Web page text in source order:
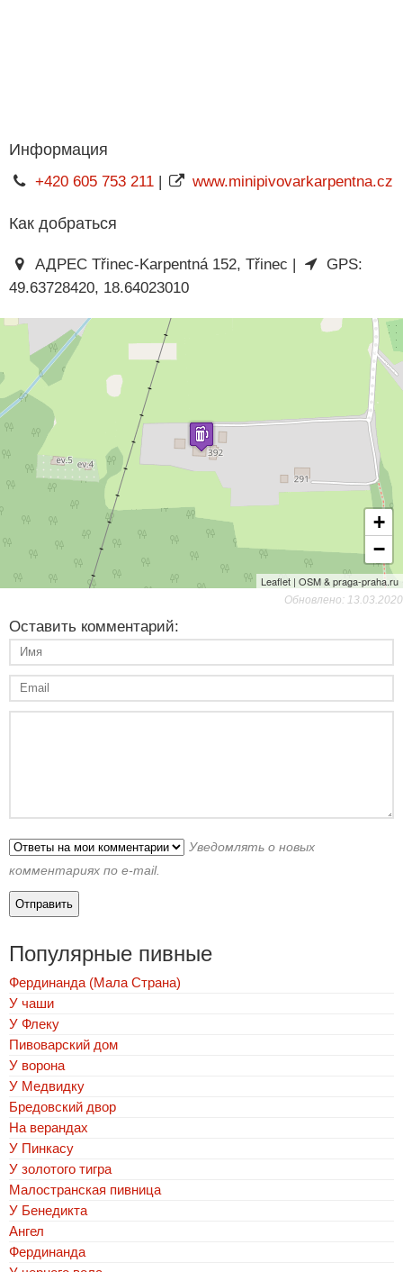
Информация
+420 605 753 211| www.minipivovarkarpentna.cz
Как добраться
АДРЕС Třinec-Karpentná 152, Třinec |
GPS:
49.63728420, 18.64023010
+
−
Leaflet | OSM & praga-praha.ru
Обновлено: 13.03.2020
Оставить комментарий:
Уведомлять о новых
комментариях по e-mail.
Популярные пивные
Фердинанда (Мала Страна)
У чаши
У Флеку
Пивоварский дом
У ворона
У Медвидку
Бредовский двор
На верандах
У Пинкасу
У золотого тигра
Малостранская пивница
У Бенедикта
Ангел
Фердинанда